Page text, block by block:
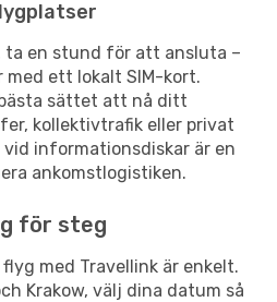
ta en stund för att ansluta –
med ett lokalt SIM-kort.
sättet att nå ditt
kollektivtrafik eller privat
informationsdiskar är en
ankomstlogistiken.
för steg
med Travellink är enkelt.
Krakow, välj dina datum så